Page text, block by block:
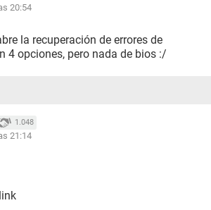
20:54
la recuperación de errores de
4 opciones, pero nada de bios :/
1.048
21:14